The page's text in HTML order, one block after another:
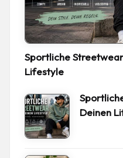
Sportliche
Lifestyle
Deinen